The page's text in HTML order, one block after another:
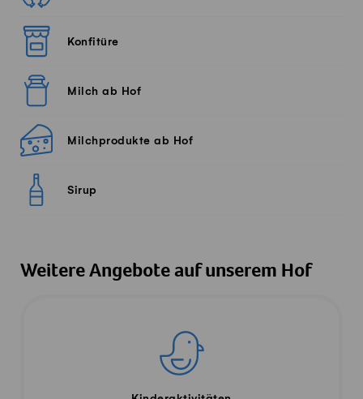
Konfitüre
Milch ab Hof
Milchprodukte ab Hof
Sirup
Weitere Angebote auf unserem Hof